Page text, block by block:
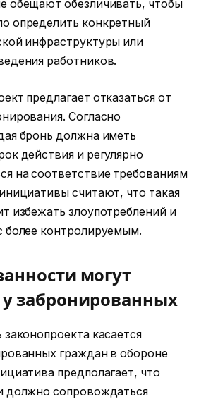
обещают обезличивать, чтобы
определить конкретный
инфраструктуры или
работников.
предлагает отказаться от
Согласно
бронь должна иметь
действия и регулярно
на соответствие требованиям
считают, что такая
избежать злоупотреблений и
более контролируемым.
могут
у забронированных
касается
граждан в обороне
предполагает, что
должно сопровождаться